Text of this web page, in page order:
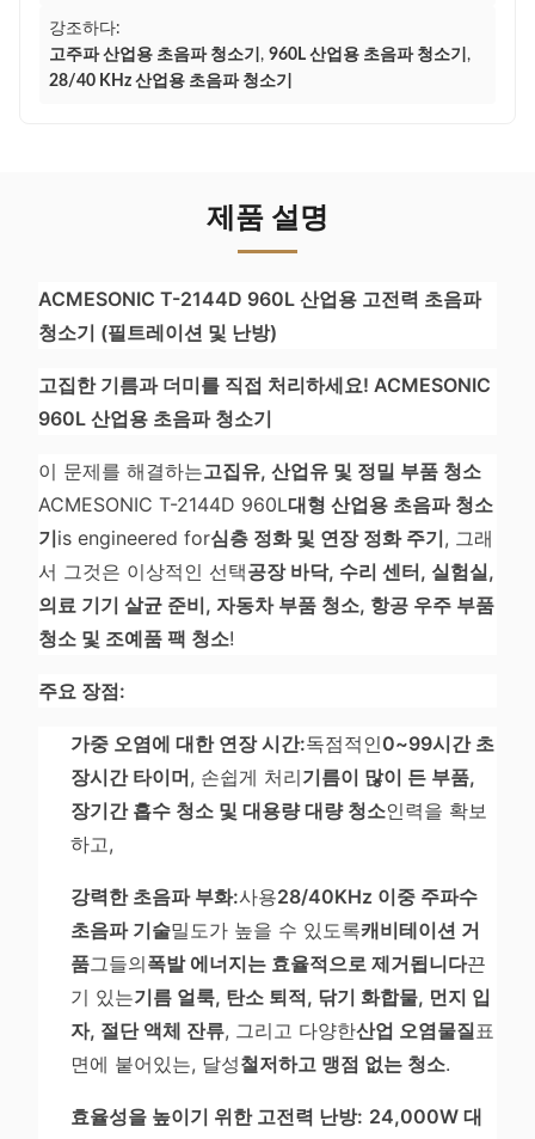
강조하다:
고주파 산업용 초음파 청소기 , 960L 산업용 초음파 청소기 ,
28/40 KHz 산업용 초음파 청소기
제품 설명
ACMESONIC T-2144D 960L 산업용 고전력 초음파
청소기 (필트레이션 및 난방)
고집한 기름과 더미를 직접 처리하세요! ACMESONIC
960L 산업용 초음파 청소기
이 문제를 해결하는고집유, 산업유 및 정밀 부품 청소
ACMESONIC T-2144D 960L대형 산업용 초음파 청소
기is engineered for심층 정화 및 연장 정화 주기, 그래
서 그것은 이상적인 선택공장 바닥, 수리 센터, 실험실,
의료 기기 살균 준비, 자동차 부품 청소, 항공 우주 부품
청소 및 조예품 팩 청소!
주요 장점:
가중 오염에 대한 연장 시간:독점적인0~99시간 초
장시간 타이머, 손쉽게 처리기름이 많이 든 부품,
장기간 흡수 청소 및 대용량 대량 청소인력을 확보
하고,
강력한 초음파 부화:사용28/40KHz 이중 주파수
초음파 기술밀도가 높을 수 있도록캐비테이션 거
품그들의폭발 에너지는 효율적으로 제거됩니다끈
기 있는기름 얼룩, 탄소 퇴적, 닦기 화합물, 먼지 입
자, 절단 액체 잔류, 그리고 다양한산업 오염물질표
면에 붙어있는, 달성철저하고 맹점 없는 청소.
효율성을 높이기 위한 고전력 난방: 24,000W 대